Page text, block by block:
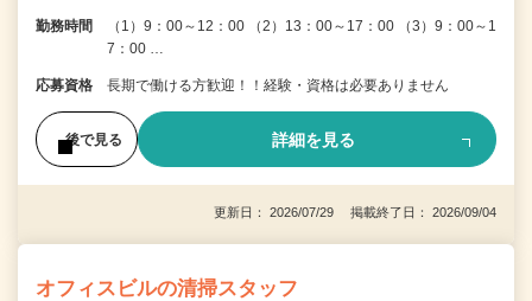
勤務時間
（1）9：00～12：00 （2）13：00～17：00 （3）9：00～1
7：00 …
応募資格 長期で働ける方歓迎！！経験・資格は必要ありません
後で見る 詳細を見る
更新日： 2026/07/29 掲載終了日： 2026/09/04
オフィスビルの清掃スタッフ